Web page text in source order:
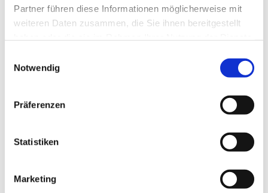
Partner führen diese Informationen möglicherweise mit
weiteren Daten zusammen, die Sie ihnen bereitgestellt
Notwendig
Präferenzen
Statistiken
MarketingDies könnte Sie auch